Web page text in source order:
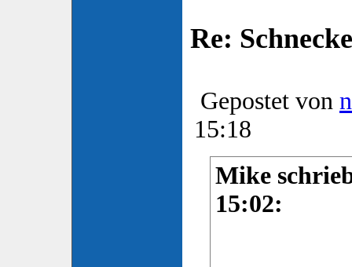
Re:
Gepostet von
15:18
Mike
15:02: